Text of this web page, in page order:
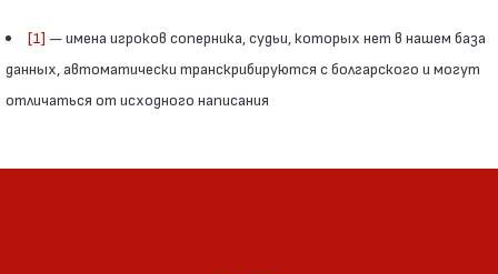
[1] — имена игроков соперника, судьи, которых нет в нашем база
данных, автоматически транскрибируются с болгарского и могут
отличаться от исходного написания